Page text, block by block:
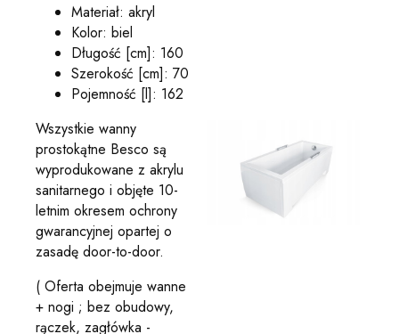
Materiał: akryl
Kolor: biel
Długość [cm]: 160
Szerokość [cm]: 70
Pojemność [l]: 162
Wszystkie wanny
prostokątne Besco są
wyprodukowane z akrylu
sanitarnego i objęte 10-
letnim okresem ochrony
gwarancyjnej opartej o
zasadę door-to-door.
( Oferta obejmuje wanne
+ nogi ; bez obudowy,
rączek, zagłówka -